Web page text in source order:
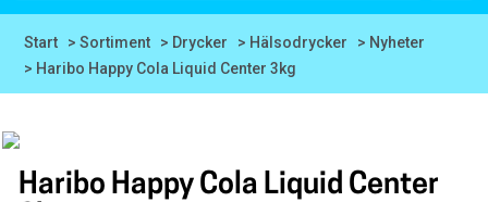
Start > Sortiment > Drycker > Hälsodrycker
> Nyheter
> Haribo Happy Cola Liquid Center 3kg
Haribo Happy Cola Liquid Center